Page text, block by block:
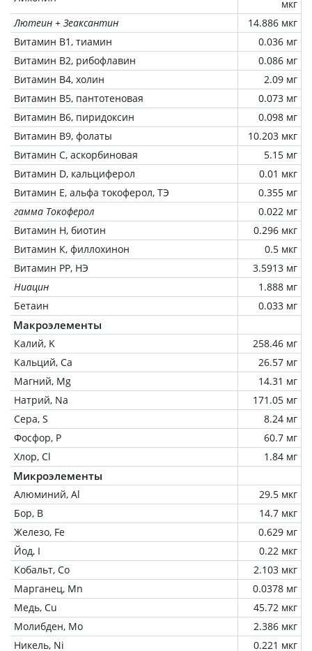
мкг
Лютеин + Зеаксантин
14.886 мкг
Витамин В1, тиамин
0.036 мг
Витамин В2, рибофлавин
0.086 мг
Витамин В4, холин
2.09 мг
Витамин В5, пантотеновая
0.073 мг
Витамин В6, пиридоксин
0.098 мг
Витамин В9, фолаты
10.203 мкг
Витамин C, аскорбиновая
5.15 мг
Витамин D, кальциферол
0.01 мкг
Витамин Е, альфа токоферол, ТЭ
0.355 мг
гамма Токоферол
0.022 мг
Витамин Н, биотин
0.296 мкг
Витамин К, филлохинон
0.5 мкг
Витамин РР, НЭ
3.5913 мг
Ниацин
1.888 мг
Бетаин
0.033 мг
Макроэлементы
Калий, K
258.46 мг
Кальций, Ca
26.57 мг
Магний, Mg
14.31 мг
Натрий, Na
171.05 мг
Сера, S
8.24 мг
Фосфор, P
60.7 мг
Хлор, Cl
1.84 мг
Микроэлементы
Алюминий, Al
29.5 мкг
Бор, B
14.7 мкг
Железо, Fe
0.629 мг
Йод, I
0.22 мкг
Кобальт, Co
2.103 мкг
Марганец, Mn
0.0378 мг
Медь, Cu
45.72 мкг
Молибден, Mo
2.386 мкг
Никель, Ni
0.221 мкг